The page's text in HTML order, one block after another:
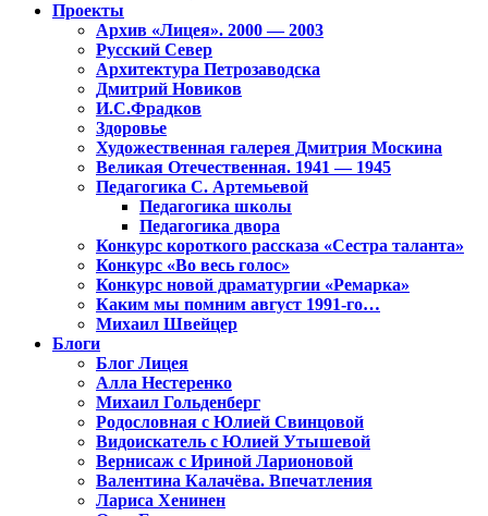
Проекты
Архив «Лицея». 2000 — 2003
Русский Север
Архитектура Петрозаводска
Дмитрий Новиков
И.С.Фрадков
Здоровье
Художественная галерея Дмитрия Москина
Великая Отечественная. 1941 — 1945
Педагогика С. Артемьевой
Педагогика школы
Педагогика двора
Конкурс короткого рассказа «Сестра таланта»
Конкурс «Во весь голос»
Конкурс новой драматургии «Ремарка»
Каким мы помним август 1991-го…
Михаил Швейцер
Блоги
Блог Лицея
Алла Нестеренко
Михаил Гольденберг
Родословная с Юлией Свинцовой
Видоискатель с Юлией Утышевой
Вернисаж с Ириной Ларионовой
Валентина Калачёва. Впечатления
Лариса Хенинен